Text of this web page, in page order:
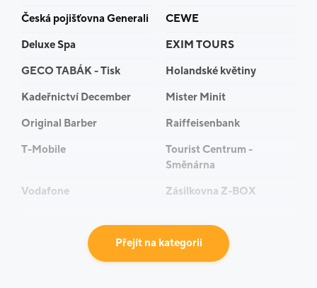
Česká pojišťovna Generali
CEWE
Deluxe Spa
EXIM TOURS
GECO TABÁK - Tisk
Holandské květiny
Kadeřnictví December
Mister Minit
Original Barber
Raiffeisenbank
T-Mobile
Tourist Centrum -
Směnárna
Vodafone
Zásilkovna Z-BOX
Přejít na kategorii